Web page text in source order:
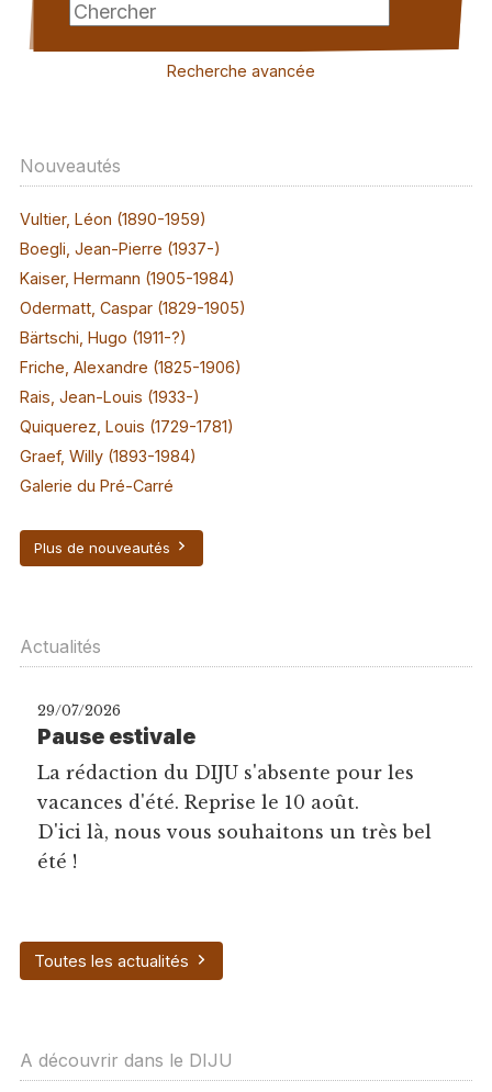
Recherche avancée
Nouveautés
Vultier, Léon (1890-1959)
Boegli, Jean-Pierre (1937-)
Kaiser, Hermann (1905-1984)
Odermatt, Caspar (1829-1905)
Bärtschi, Hugo (1911-?)
Friche, Alexandre (1825-1906)
Rais, Jean-Louis (1933-)
Quiquerez, Louis (1729-1781)
Graef, Willy (1893-1984)
Galerie du Pré-Carré
Plus de nouveautés
Actualités
29/07/2026
Pause estivale
La rédaction du DIJU s'absente pour les
vacances d'été. Reprise le 10 août.
D'ici là, nous vous souhaitons un très bel
été !
Toutes les actualités
A découvrir dans le DIJU